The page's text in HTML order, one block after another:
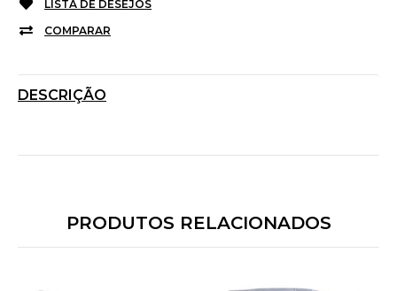
LISTA DE DESEJOS
COMPARAR
DESCRIÇÃO
PRODUTOS RELACIONADOS